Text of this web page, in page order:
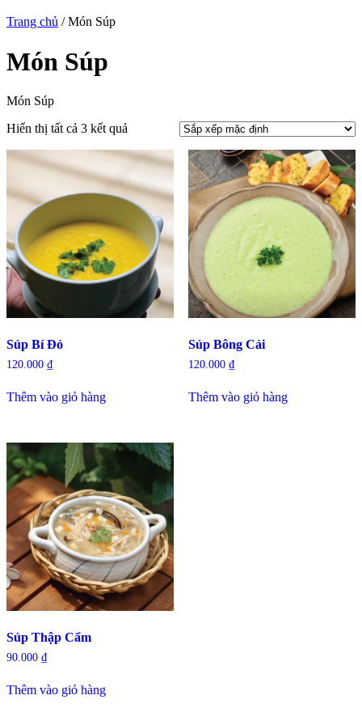
Trang chủ / Món Súp
Món Súp
Món Súp
Hiển thị tất cả 3 kết quả
Súp Bí Đỏ
120.000 ₫
Thêm vào giỏ hàng
Súp Bông Cải
120.000 ₫
Thêm vào giỏ hàng
Súp Thập Cẩm
90.000 ₫
Thêm vào giỏ hàng